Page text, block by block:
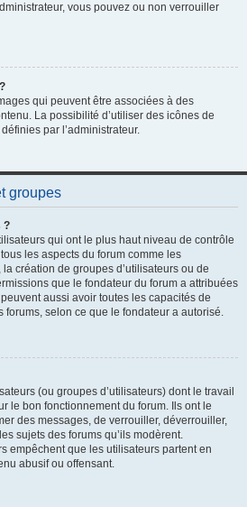
vous pouvez ou non verrouiller
qui peuvent être associées à des
La possibilité d’utiliser des icônes de
par l’administrateur.
groupes
?
qui ont le plus haut niveau de contrôle
les aspects du forum comme les
création de groupes d’utilisateurs ou de
que le fondateur du forum a attribuées
aussi avoir toutes les capacités de
forums, selon ce que le fondateur a autorisé.
(ou groupes d’utilisateurs) dont le travail
le bon fonctionnement du forum. Ils ont le
des messages, de verrouiller, déverrouiller,
sujets des forums qu’ils modèrent.
empêchent que les utilisateurs partent en
abusif ou offensant.